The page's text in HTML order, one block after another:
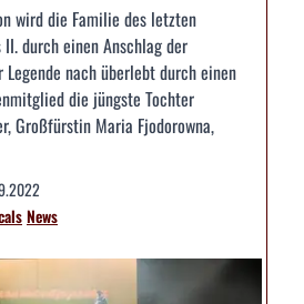
wird die Familie des letzten
durch einen Anschlag der
nach überlebt durch einen
die jüngste Tochter
Großfürstin Maria Fjodorowna,
News